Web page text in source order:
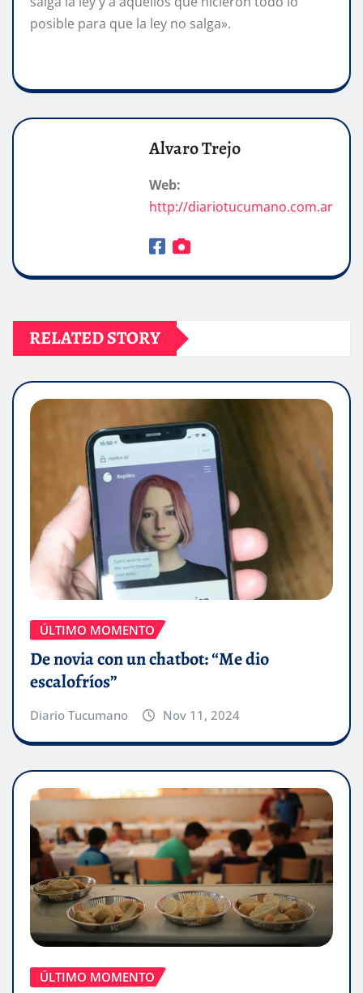
posible para que la ley no salga».
Alvaro Trejo
Web:
http://diariotucumano.com.ar
RELATED STORY
ÚLTIMO MOMENTO
De novia con un chatbot: “Me dio
escalofríos”
Diario Tucumano Nov 11, 2024
ÚLTIMO MOMENTO